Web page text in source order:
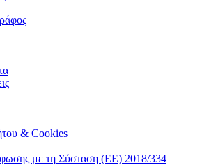
& Cookies
με τη Σύσταση (ΕΕ) 2018/334